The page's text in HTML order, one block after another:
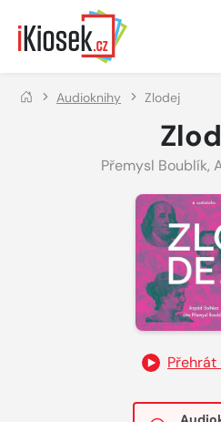
Přejít na hlavní obsah
Audioknihy Zlodej
Přemysl Boublík,
Přehrát